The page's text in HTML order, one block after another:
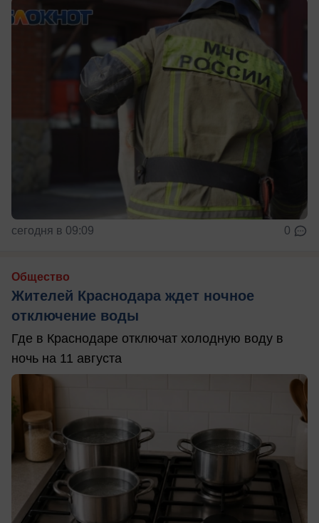
сегодня в 09:09 0
Общество
Жителей Краснодара ждет ночное
отключение воды
Где в Краснодаре отключат холодную воду в
ночь на 11 августа